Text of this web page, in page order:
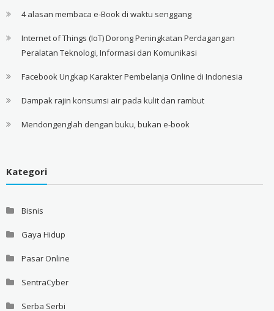
4 alasan membaca e-Book di waktu senggang
Internet of Things (IoT) Dorong Peningkatan Perdagangan
Peralatan Teknologi, Informasi dan Komunikasi
Facebook Ungkap Karakter Pembelanja Online di Indonesia
Dampak rajin konsumsi air pada kulit dan rambut
Mendongenglah dengan buku, bukan e-book
Kategori
Bisnis
Gaya Hidup
Pasar Online
SentraCyber
Serba Serbi